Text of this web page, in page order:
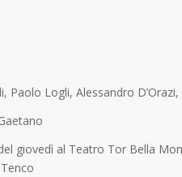
Paolo Logli, Alessandro
giovedì al Teatro Tor Bella